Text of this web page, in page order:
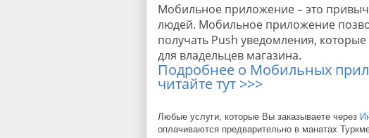
Мобильное приложение – это
людей. Мобильное приложение
получать Push уведомления,
для владельцев магазина.
Подробнее о Мобильных
читайте тут >>>
Любые услуги, которые Вы заказываете через
оплачиваются предварительно в манатах